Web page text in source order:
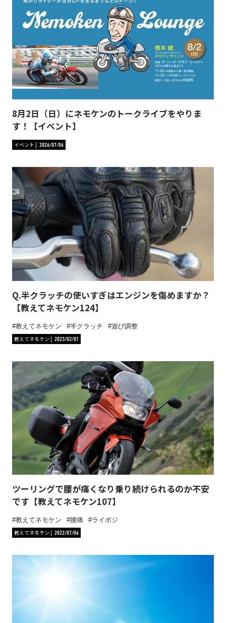
8月2日（日）にネモケンのトークライブをやりま
す！【イベント】
イベント 2026/07/06
Q.半クラッチの使いすぎはエンジンを傷めますか？
【教えてネモケン124】
教えてネモケン 半クラッチ
遊び調整
教えてネモケン
2023/02/01
ツーリングで腰が痛くなり乗り続けられるのか不安
です【教えてネモケン107】
教えてネモケン 腰痛
ライポジ
教えてネモケン
2022/07/06